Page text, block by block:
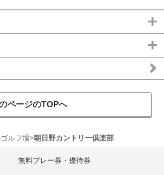
ページのTOPへ
ルフ場 朝日野カントリー倶楽部
無料プレー券・優待券